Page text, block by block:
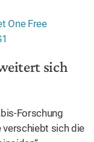
sich
Forschung
verschiebt sich die